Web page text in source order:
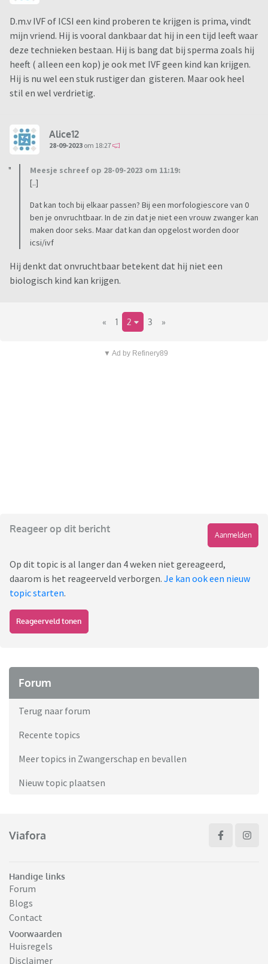
D.m.v IVF of ICSI een kind proberen te krijgen is prima, vindt
mijn vriend. Hij is vooral dankbaar dat hij in een tijd leeft waar
deze technieken bestaan. Hij is bang dat bij sperma zoals hij
heeft ( alleen een kop) je ook met IVF geen kind kan krijgen.
Hij is nu wel een stuk rustiger dan gisteren. Maar ook heel
stil en wel verdrietig.
Alice12
28-09-2023 om 18:27
Meesje schreef op 28-09-2023 om 11:19:
[..]
Dat kan toch bij elkaar passen? Bij een morfologiescore van 0
ben je onvruchtbaar. In de zin dat je niet een vrouw zwanger kan
maken door seks. Maar dat kan dan opgelost worden door
icsi/ivf
Hij denkt dat onvruchtbaar betekent dat hij niet een
biologisch kind kan krijgen.
« 1 2 3 »
▼ Ad by Refinery89
Reageer op dit bericht
Aanmelden
Op dit topic is al langer dan 4 weken niet gereageerd,
daarom is het reageerveld verborgen. Je kan ook een nieuw
topic starten.
Reageerveld tonen
Forum
Terug naar forum
Recente topics
Meer topics in Zwangerschap en bevallen
Nieuw topic plaatsen
Viafora
Handige links
Forum
Blogs
Contact
Voorwaarden
Huisregels
Disclaimer